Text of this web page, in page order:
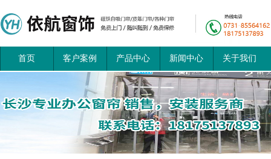
首页 客户案例 产品中心 新闻中心 关于我们